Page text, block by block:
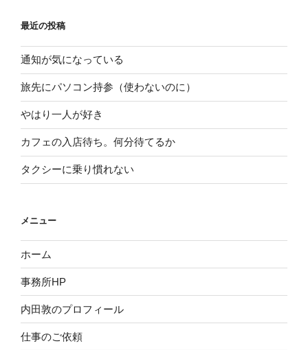
最近の投稿
通知が気になっている
旅先にパソコン持参（使わないのに）
やはり一人が好き
カフェの入店待ち。何分待てるか
タクシーに乗り慣れない
メニュー
ホーム
事務所HP
内田敦のプロフィール
仕事のご依頼